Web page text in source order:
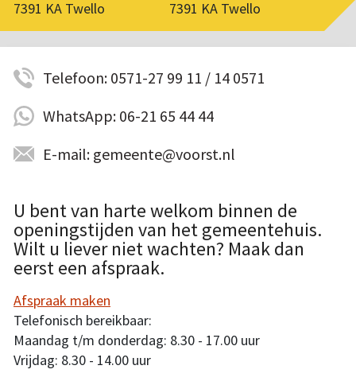
7391 KA Twello
7391 KA Twello
Telefoon: 0571-27 99 11 / 14 0571
WhatsApp: 06-21 65 44 44
E-mail: gemeente@voorst.nl
U bent van harte welkom binnen de
openingstijden van het gemeentehuis.
Wilt u liever niet wachten? Maak dan
eerst een afspraak.
Afspraak maken
Telefonisch bereikbaar:
Maandag t/m donderdag: 8.30 - 17.00 uur
Vrijdag: 8.30 - 14.00 uur